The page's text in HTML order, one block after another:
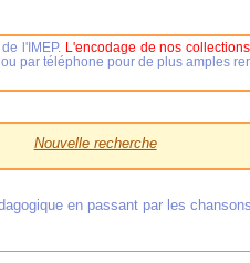
Nouvelle recherche
en passant par les chansons
l'IMEP. L'encodage de nos
par téléphone pour de plus amples